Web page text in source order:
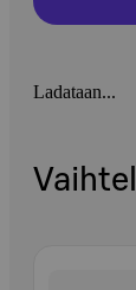
Ladataan...